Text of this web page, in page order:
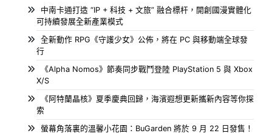
中南卡通打造 “IP + 科技 + 文旅” 融合標杆，開創國漫實體化
可持續發展全新產業模式
全新動作 RPG《守護少女》公佈，將在 PC 與移動端全球發
行
《Alpha Nomos》節奏同步戰鬥登陸 PlayStation 5 與 Xbox
X/S
《阿特蘭晶核》夏季慶典回歸，海濱遐想更新攜新內容等你探
索
螢幕角落裏的溫馨小花園：BuGarden 將於 9 月 22 日發售！